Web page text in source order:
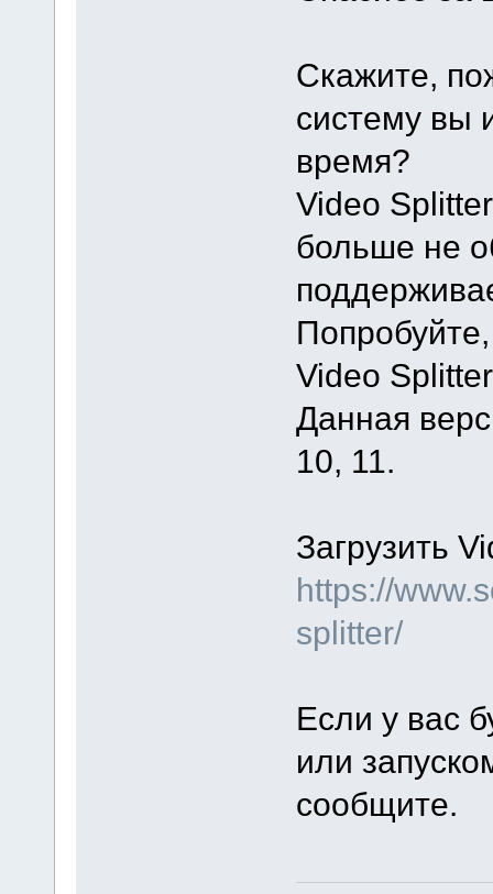
Скажите,
систему вы
время?
Video
больше не
Video
Данная
10, 11.
Загрузить
https://
splitter/
Если у вас
или
сообщите.